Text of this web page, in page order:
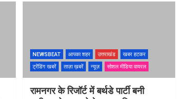
NEWSBEAT आपका शहर उत्तराखंड
खबर हटकर
ट्रेंडिंग खबरें
ताज़ा ख़बरें न्यूज़ सोशल मीडिया वायरल
रामनगर के रिजॉर्ट में बर्थडे पार्टी बनी